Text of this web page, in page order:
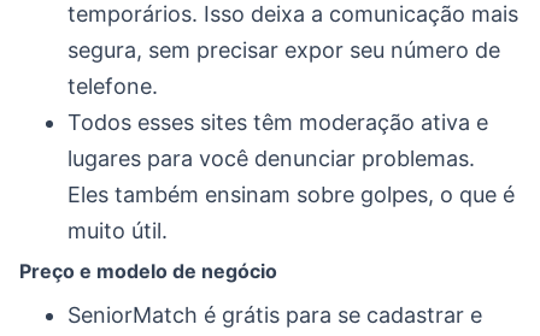
temporários. Isso deixa a comunicação mais
segura, sem precisar expor seu número de
telefone.
Todos esses sites têm moderação ativa e
lugares para você denunciar problemas.
Eles também ensinam sobre golpes, o que é
muito útil.
Preço e modelo de negócio
SeniorMatch é grátis para se cadastrar e